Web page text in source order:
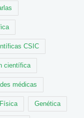
CSIC
científica
médicas
Física Genética